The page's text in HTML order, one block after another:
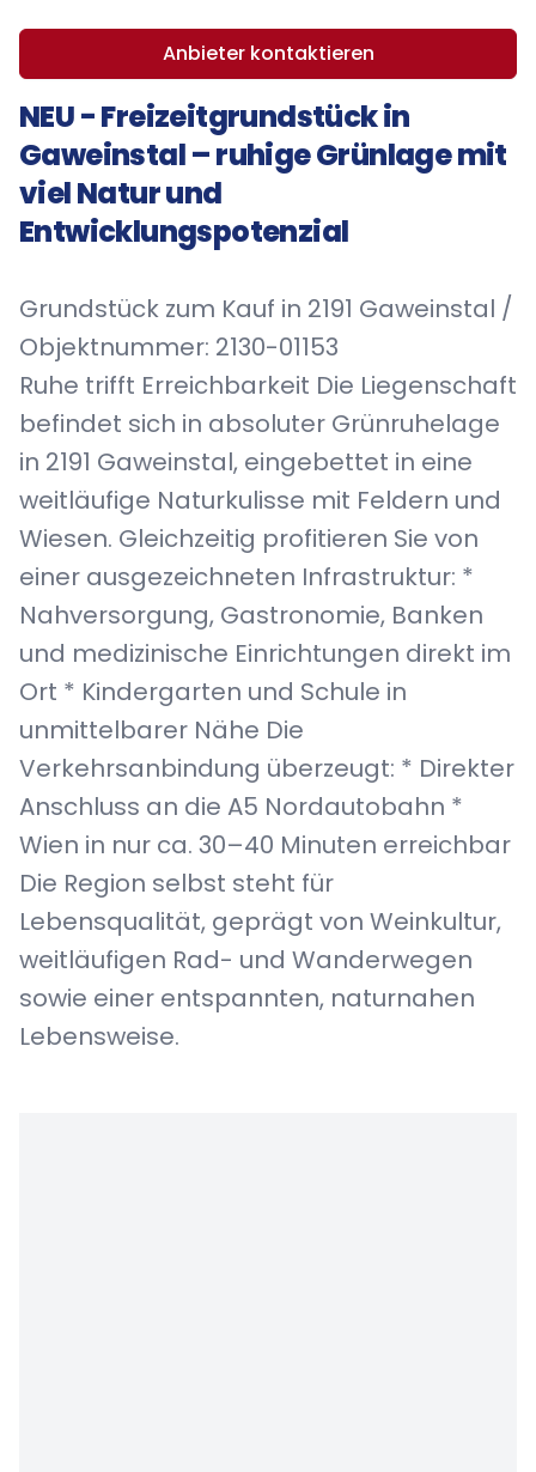
Anbieter kontaktieren
NEU - Freizeitgrundstück in
Gaweinstal – ruhige Grünlage mit
viel Natur und
Entwicklungspotenzial
Grundstück zum Kauf in 2191 Gaweinstal /
Objektnummer: 2130-01153
Ruhe trifft Erreichbarkeit Die Liegenschaft
befindet sich in absoluter Grünruhelage
in 2191 Gaweinstal, eingebettet in eine
weitläufige Naturkulisse mit Feldern und
Wiesen. Gleichzeitig profitieren Sie von
einer ausgezeichneten Infrastruktur: *
Nahversorgung, Gastronomie, Banken
und medizinische Einrichtungen direkt im
Ort * Kindergarten und Schule in
unmittelbarer Nähe Die
Verkehrsanbindung überzeugt: * Direkter
Anschluss an die A5 Nordautobahn *
Wien in nur ca. 30–40 Minuten erreichbar
Die Region selbst steht für
Lebensqualität, geprägt von Weinkultur,
weitläufigen Rad- und Wanderwegen
sowie einer entspannten, naturnahen
Lebensweise.